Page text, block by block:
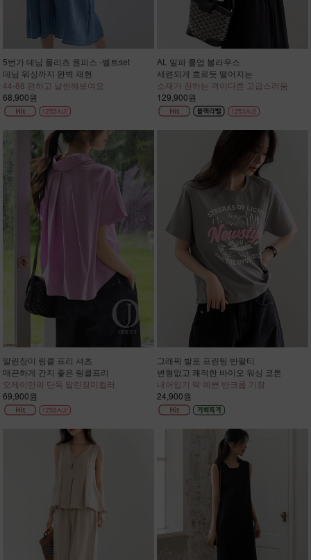
5번가 데님 플리츠 원피스 -벨트set
데님 워싱까지 완벽 재현
44-88 편하고 날씬해보여요
68,900원
AL 밀파 롤업 블라우스
세련되게 흐르듯 떨어지는
소재가 전하는 격이다른 고급스러움
129,900원
말린장미 링클 프리 셔츠
매끈하게 간지 좋은 링클프리
오제이만의 단독 말린장미컬러
69,900원
그래픽 발포 프린팅 반팔티
변형없고 쾌적한 바이오 워싱 코튼
내어입기 딱 예쁜 반크롭 기장
24,900원